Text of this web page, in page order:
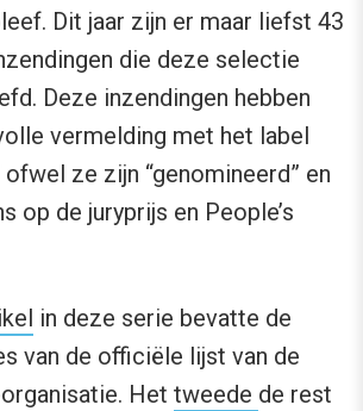
Dit jaar zijn er maar liefst 43
die deze selectie
Deze inzendingen hebben
vermelding met het label
ofwel ze zijn “genomineerd” en
op de juryprijs en People’s
in deze serie bevatte de
van de officiële lijst van de
Het tweede de rest